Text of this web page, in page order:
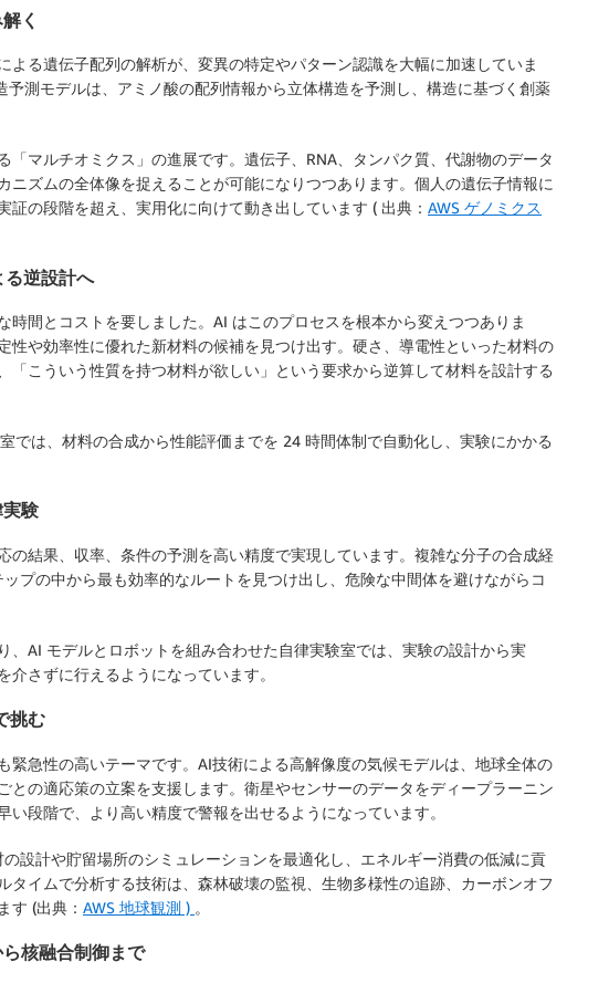
く
よる遺伝子配列の解析が、変異の特定やパターン認識を大幅に加速していま
測モデルは、アミノ酸の配列情報から立体構造を予測し、構造に基づく創薬
「マルチオミクス」の進展です。遺伝子、RNA、タンパク質、代謝物のデータ
ニズムの全体像を捉えることが可能になりつつあります。個人の遺伝子情報に
の段階を超え、実用化に向けて動き出しています ( 出典： AWS ゲノミクス
る逆設計へ
時間とコストを要しました。AI はこのプロセスを根本から変えつつありま
性や効率性に優れた新材料の候補を見つけ出す。硬さ、導電性といった材料の
「こういう性質を持つ材料が欲しい」という要求から逆算して材料を設計する
では、材料の合成から性能評価までを 24 時間体制で自動化し、実験にかかる
験
の結果、収率、条件の予測を高い精度で実現しています。複雑な分子の合成経
プの中から最も効率的なルートを見つけ出し、危険な中間体を避けながらコ
、AI モデルとロボットを組み合わせた自律実験室では、実験の設計から実
さずに行えるようになっています。
挑む
緊急性の高いテーマです。AI技術による高解像度の気候モデルは、地球全体の
との適応策の立案を支援します。衛星やセンサーのデータをディープラーニン
段階で、より高い精度で警報を出せるようになっています。
設計や貯留場所のシミュレーションを最適化し、エネルギー消費の低減に貢
タイムで分析する技術は、森林破壊の監視、生物多様性の追跡、カーボンオフ
す (出典： AWS 地球観測 ) 。
核融合制御まで